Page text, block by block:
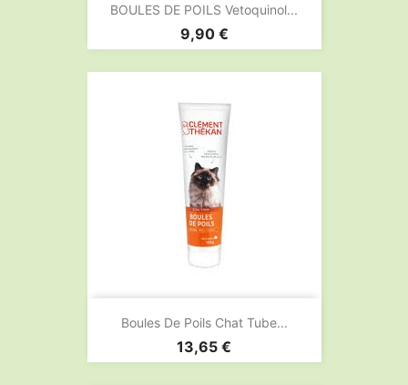
BOULES DE POILS Vetoquinol...
Prix
9,90 €
Boules De Poils Chat Tube...
Prix
13,65 €